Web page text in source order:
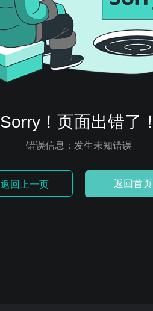
Sorry！页面出错了！
错误信息：发生未知错误
返回上一页 返回首页